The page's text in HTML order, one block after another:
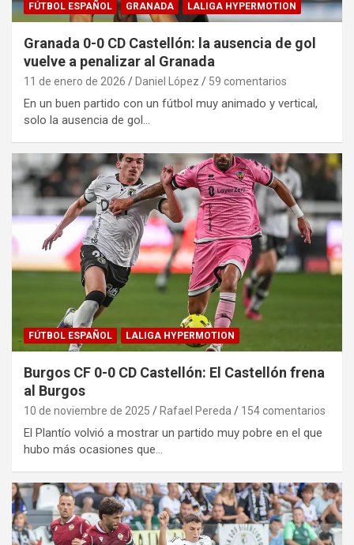
FÚTBOL ESPAÑOL GRANADA LALIGA HYPERMOTION
Granada 0-0 CD Castellón: la ausencia de gol
vuelve a penalizar al Granada
11 de enero de 2026 Daniel López 59 comentarios
En un buen partido con un fútbol muy animado y vertical,
solo la ausencia de gol…
FÚTBOL ESPAÑOL LALIGA HYPERMOTION
Burgos CF 0-0 CD Castellón: El Castellón frena
al Burgos
10 de noviembre de 2025 Rafael Pereda 154 comentarios
El Plantío volvió a mostrar un partido muy pobre en el que
hubo más ocasiones que…